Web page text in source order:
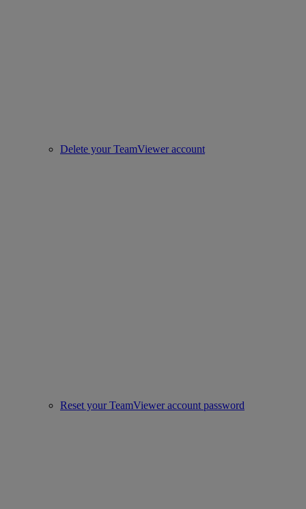
Delete your TeamViewer account
Reset your TeamViewer account password